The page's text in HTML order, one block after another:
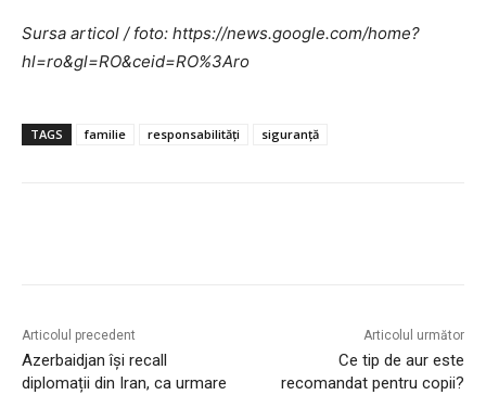
Sursa articol / foto: https://news.google.com/home?
hl=ro&gl=RO&ceid=RO%3Aro
TAGS familie responsabilități siguranță
Articolul precedent
Azerbaidjan își recall
diplomații din Iran, ca urmare
Articolul următor
Ce tip de aur este
recomandat pentru copii?